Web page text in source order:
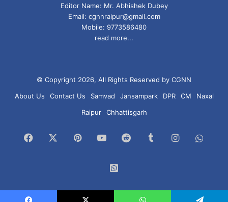
Editor Name: Mr. Abhishek Dubey
Email: cgnnraipur@gmail.com
Mobile: 9773586480
read more...
© Copyright 2026, All Rights Reserved by CGNN
About Us
Contact Us Samvad Jansampark DPR CM
Naxal
Raipur
Chhattisgarh
Facebook PinterestYouTubeReddit TumblrInstagram
Group